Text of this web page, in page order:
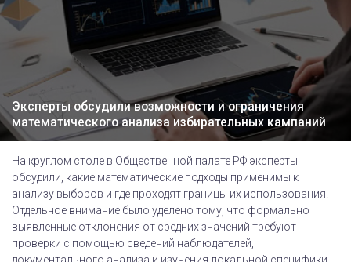
Эксперты обсудили возможности и ограничения
математического анализа избирательных кампаний
На круглом столе в Общественной палате РФ эксперты
обсудили, какие математические подходы применимы к
анализу выборов и где проходят границы их использования.
Отдельное внимание было уделено тому, что формально
выявленные отклонения от средних значений требуют
проверки с помощью сведений наблюдателей,